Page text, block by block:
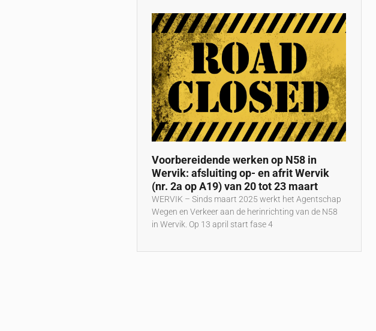
Voorbereidende werken op N58 in
Wervik: afsluiting op- en afrit Wervik
(nr. 2a op A19) van 20 tot 23 maart
WERVIK – Sinds maart 2025 werkt het Agentschap
Wegen en Verkeer aan de herinrichting van de N58
in Wervik. Op 13 april start fase 4